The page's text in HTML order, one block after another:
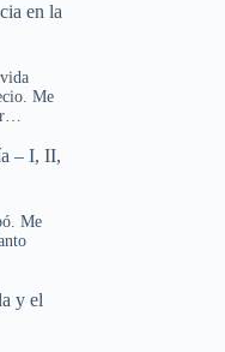
en la
Me
– I, II,
Me
y el